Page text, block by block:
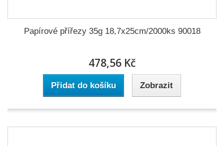
Papírové přířezy 35g 18,7x25cm/2000ks 90018
478,56 Kč
Přidat do košíku Zobrazit